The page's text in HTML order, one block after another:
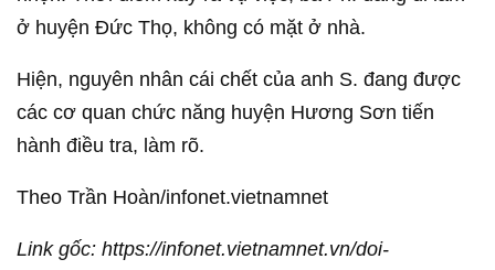
ở huyện Đức Thọ, không có mặt ở nhà.
Hiện, nguyên nhân cái chết của anh S. đang được
các cơ quan chức năng huyện Hương Sơn tiến
hành điều tra, làm rõ.
Theo Trần Hoàn/infonet.vietnamnet
Link gốc: https://infonet.vietnamnet.vn/doi-